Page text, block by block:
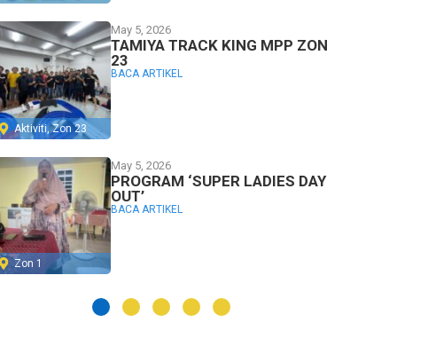
Aktiviti,Zon 23
May 5, 2026
TAMIYA TRACK KING MPP ZON
23
BACA ARTIKEL
Zon 1
May 5, 2026
PROGRAM ‘SUPER LADIES DAY
OUT’
BACA ARTIKEL